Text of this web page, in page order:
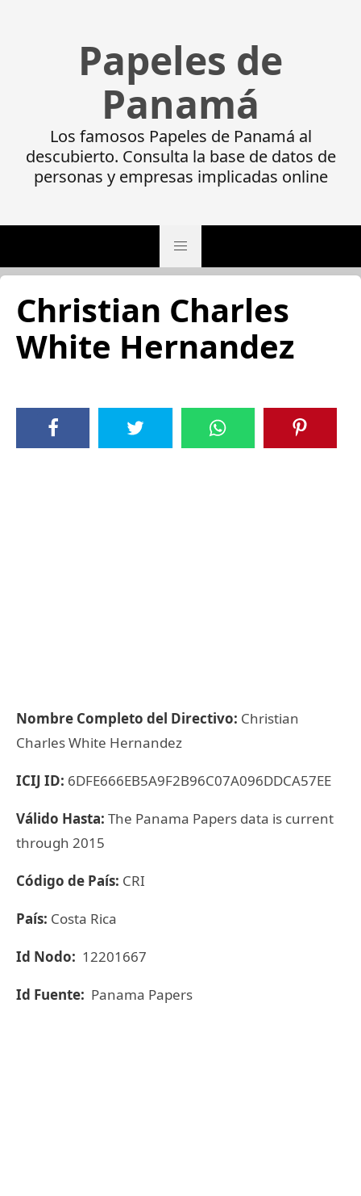
Papeles de
Panamá
Los famosos Papeles de Panamá al
descubierto. Consulta la base de datos de
personas y empresas implicadas online
Christian Charles
White Hernandez
Nombre Completo del Directivo: Christian
Charles White Hernandez
ICIJ ID: 6DFE666EB5A9F2B96C07A096DDCA57EE
Válido Hasta: The Panama Papers data is current
through 2015
Código de País: CRI
País: Costa Rica
Id Nodo: 12201667
Id Fuente: Panama Papers